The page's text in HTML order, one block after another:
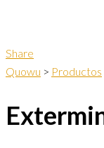
Share
Quowu > Productos